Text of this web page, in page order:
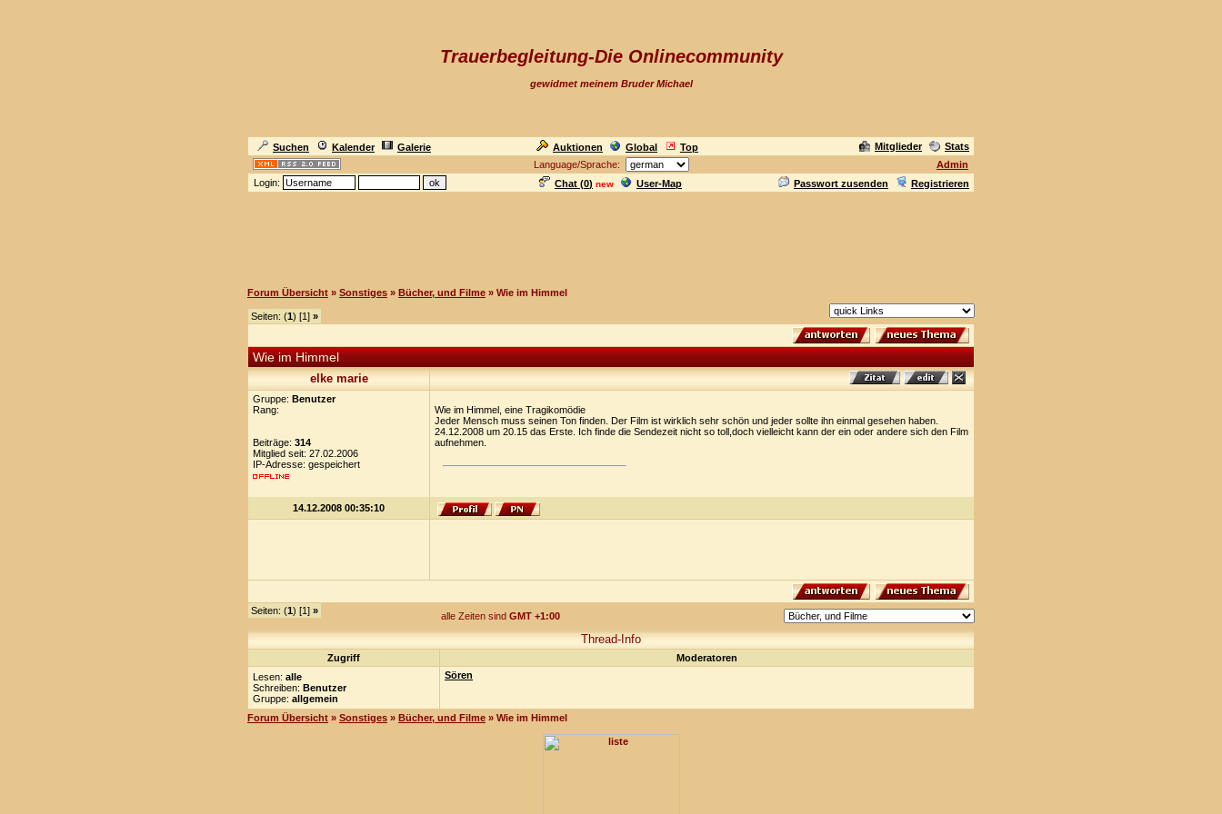
Trauerbegleitung-Die Onlinecommunity
gewidmet meinem Bruder Michael
Suchen Kalender Galerie Auktionen Global Top Mitglieder
Stats
Language/Sprache:
Admin
Login:
Chat (0) new User-Map Passwort zusenden Registrieren
Forum Übersicht » Sonstiges » Bücher, und Filme » Wie im Himmel
Seiten: (1) [1] »
Wie im Himmel
elke marie
Gruppe: Benutzer
Rang:
Beiträge: 314
Mitglied seit: 27.02.2006
IP-Adresse: gespeichert
Wie im Himmel, eine Tragikomödie
Jeder Mensch muss seinen Ton finden. Der Film ist wirklich sehr schön und jeder sollte ihn einmal gesehen haben.
24.12.2008 um 20.15 das Erste. Ich finde die Sendezeit nicht so toll,doch vielleicht kann der ein oder andere sich den Film
aufnehmen.
14.12.2008 00:35:10
Seiten: (1) [1] » alle Zeiten sind GMT +1:00
Thread-Info
Zugriff
Moderatoren
Lesen: alle
Schreiben: Benutzer
Gruppe: allgemein
Sören
Forum Übersicht » Sonstiges » Bücher, und Filme » Wie im Himmel